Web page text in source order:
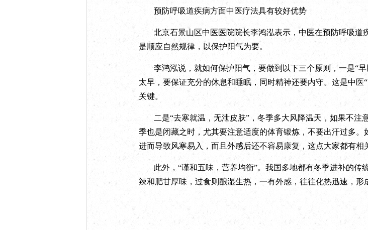
预防呼吸道疾病方面中医疗法具有较好优势
北京石景山区中医医院院长李鸿泓表示，中医在预防呼吸道
是顺应自然规律，以保护阳气为要。
李鸿泓说，就如何保护阳气，要做到以下三个原则，一是“
太早，要保证充分的休息和睡眠，同时精神还要内守。这是中
关键。
二是“去寒就温，无泄皮肤”，冬季多大风降温天，如果不注
季也是闭藏之时，尤其要注意适度的体育锻炼，不要出汗过多。
进而导致风寒易入，而且外感后还不容易康复，这点大家都有相
此外，“谨和五味，营养均衡”。我国多地都有冬季进补的
辣和肥甘厚味，过食则酿湿生热，一有外感，往往化热迅速，形